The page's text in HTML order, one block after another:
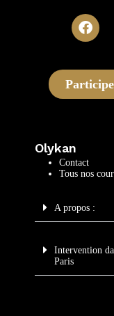
Olykan
Contact
Tous nos
A propos :
Intervention
Paris